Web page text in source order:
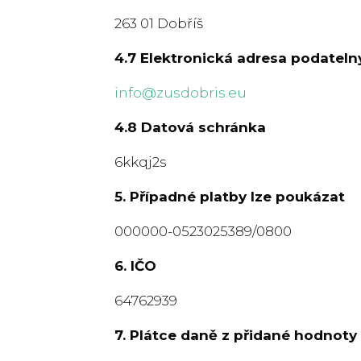
263 01 Dobříš
4.7 Elektronická adresa
info@zusdobris.eu
4.8 Datová schránka
6kkqj2s
5. Případné platby lze poukázat
000000-0523025389/0800
6. IČO
64762939
7. Plátce daně z přidané hodnoty